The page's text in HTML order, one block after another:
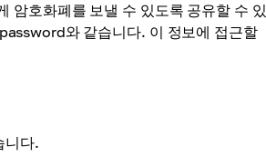
암호화폐를 보낼 수 있도록 공유할 수 있
와 같습니다. 이 정보에 접근할
니다.